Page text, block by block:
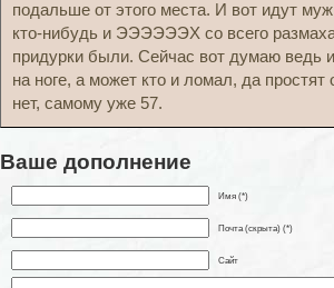
подальше от этого места. И вот идут
кто-нибудь и ЭЭЭЭЭЭХ со всего
придурки были. Сейчас вот думаю ведь
на ноге, а может кто и ломал, да
нет, самому уже 57.
Ваше дополнение
Имя (*)
Почта (скрыта) (*)
Сайт